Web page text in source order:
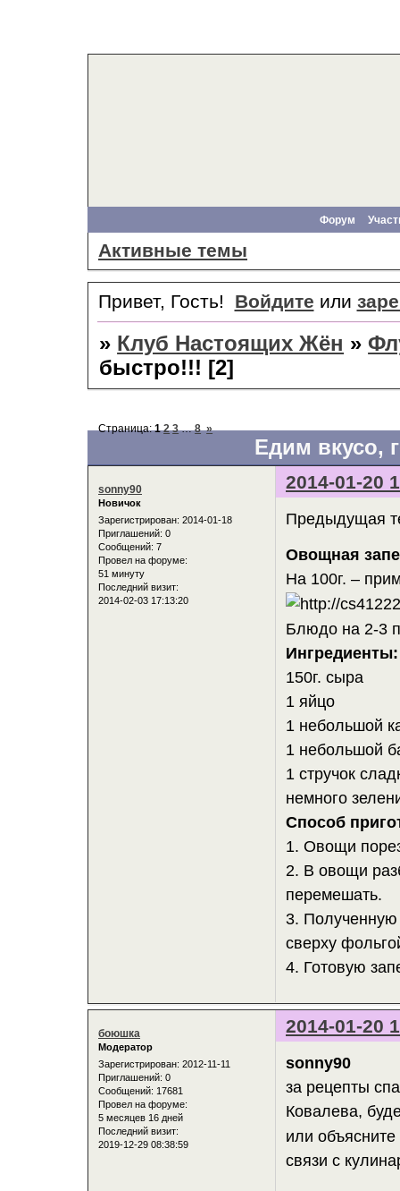
Форум
Активные темы
Привет, Гость! Войдите или
» Клуб Настоящих Жён »
быстро!!! [2]
Едим вкусо,
Страница:1 2 3 … 8 »
2014-01-20
sonny90
Новичок
Зарегистрирован: 2014-01-18
Приглашений: 0
Сообщений: 7
Провел на форуме:
51 минуту
Последний визит:
2014-02-03 17:13:20
Предыдущая
Овощная
На 100г. –
Блюдо на 2-3
Ингредиенты:
150г. сыра
1 яйцо
1 небольшой
1 небольшой
1 стручок
немного
Способ
1. Овощи
2. В овощи
перемешать.
3. Полученную
сверху
4. Готовую
2014-01-20
боюшка
Модератор
Зарегистрирован: 2012-11-11
Приглашений: 0
Сообщений: 17681
Провел на форуме:
5 месяцев 16 дней
Последний визит:
2019-12-29 08:38:59
sonny90
за рецепты
Ковалева,
или
связи с